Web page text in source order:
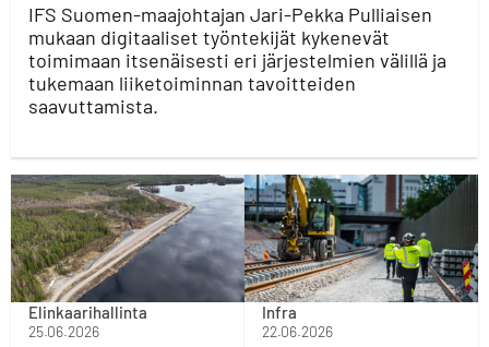
IFS Suomen-maajohtajan Jari-Pekka Pulliaisen
mukaan digitaaliset työntekijät kykenevät
toimimaan itsenäisesti eri järjestelmien välillä ja
tukemaan liiketoiminnan tavoitteiden
saavuttamista.
Elinkaarihallinta
25.06.2026
Infra
22.06.2026